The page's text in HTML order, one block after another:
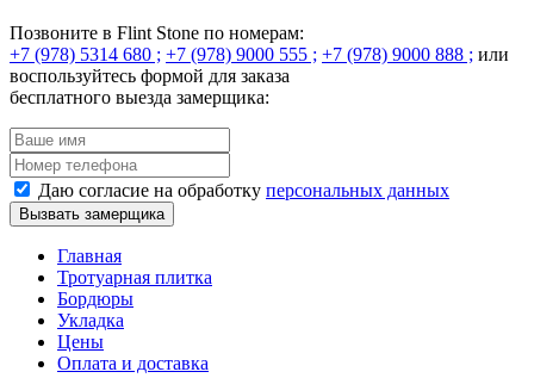
Позвоните в Flint Stone по номерам:
+7 (978) 5314 680 ; +7 (978) 9000 555 ; +7 (978) 9000 888 ; или
воспользуйтесь формой для заказа
бесплатного выезда замерщика:
Даю согласие на обработку персональных данных
Вызвать замерщика
Главная
Тротуарная плитка
Бордюры
Укладка
Цены
Оплата и доставка